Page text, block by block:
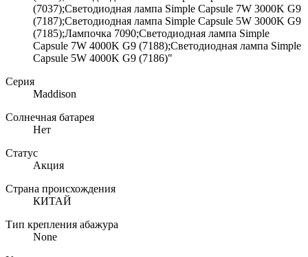
(7037);Светодиодная лампа Simple Capsule 7W 3000K G9
(7187);Светодиодная лампа Simple Capsule 5W 3000K G9
(7185);Лампочка 7090;Светодиодная лампа Simple
Capsule 7W 4000K G9 (7188);Светодиодная лампа Simple
Capsule 5W 4000K G9 (7186)"
Серия
Maddison
Солнечная батарея
Нет
Статус
Акция
Страна происхождения
КИТАЙ
Тип крепления абажура
None